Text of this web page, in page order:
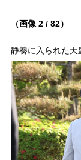
（画像 2 / 82）
静養に入られた天